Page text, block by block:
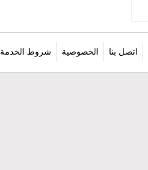
اتصل بنا الخصوصية شروط الخدمة